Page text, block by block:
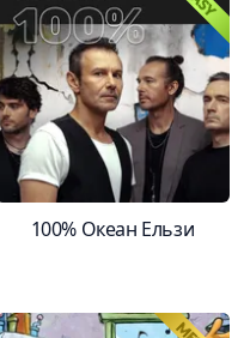
100% Океан Ельзи